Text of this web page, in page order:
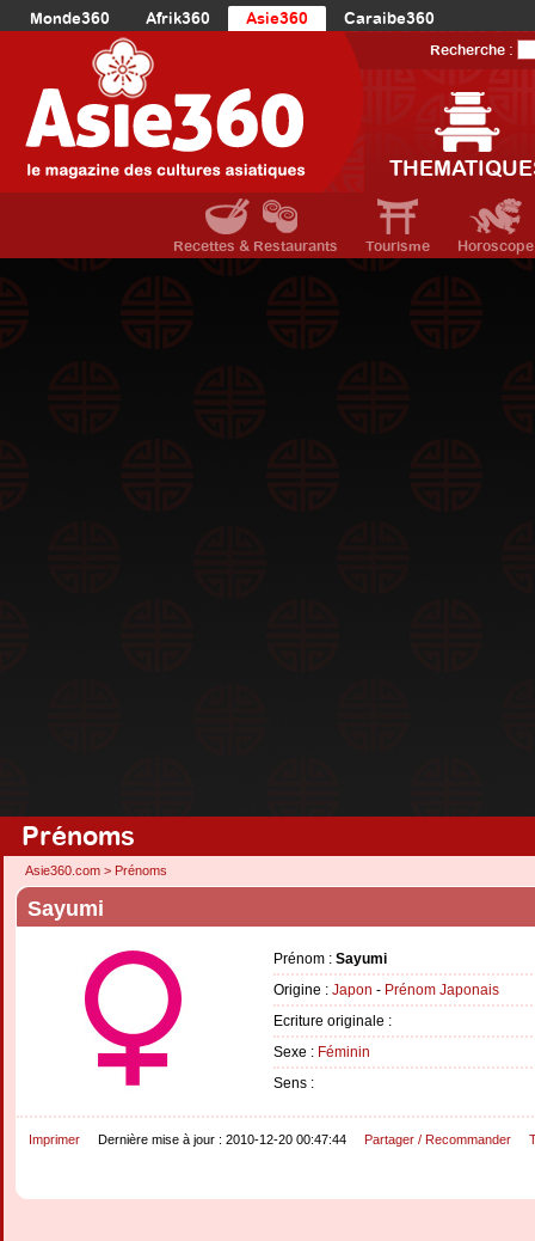
Monde360 Afrik360 Asie360
Caraibe360
Europe360
AmériqueDuNord360
Océanie360
Recherche :
Recettes & Restaurants Tourisme Horoscope
Prénoms
Asie360.com > Prénoms
Sayumi
Prénom : Sayumi
Origine : Japon - Prénom Japonais
Ecriture originale :
Sexe : Féminin
Sens :
Imprimer Dernière mise à jour : 2010-12-20 00:47:44 Partager / Recommander